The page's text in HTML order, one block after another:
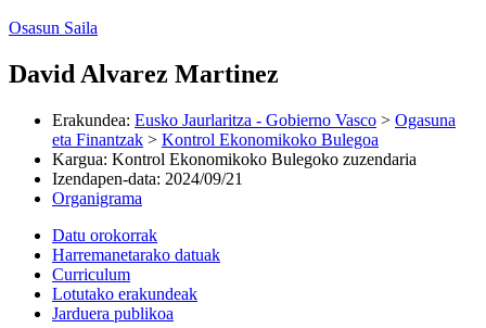
Osasun Saila
David Alvarez Martinez
Erakundea: Eusko Jaurlaritza - Gobierno Vasco > Ogasuna
eta Finantzak > Kontrol Ekonomikoko Bulegoa
Kargua: Kontrol Ekonomikoko Bulegoko zuzendaria
Izendapen-data: 2024/09/21
Organigrama
Datu orokorrak
Harremanetarako datuak
Curriculum
Lotutako erakundeak
Jarduera publikoa